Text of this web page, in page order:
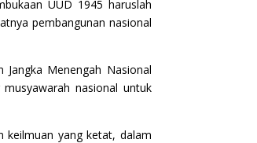
UUD 1945 haruslah
pembangunan nasional
Jangka Menengah Nasional
nasional untuk
keilmuan yang ketat, dalam